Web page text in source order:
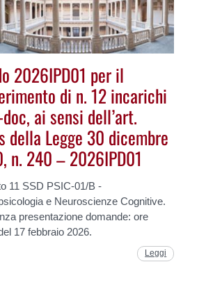
2026IPD01 per il
di n. 12 incarichi
ai sensi dell’art.
della Legge 30 dicembre
n. 240 – 2026IPD01
11 SSD PSIC-01/B -
e Neuroscienze Cognitive.
presentazione domande: ore
17 febbraio 2026.
Leggi